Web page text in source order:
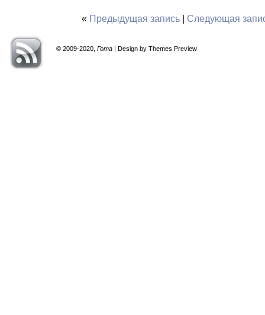
« Предыдущая запись| Следующая
© 2009-2020, Гота | Design by Themes Preview